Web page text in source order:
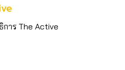
าร The Active